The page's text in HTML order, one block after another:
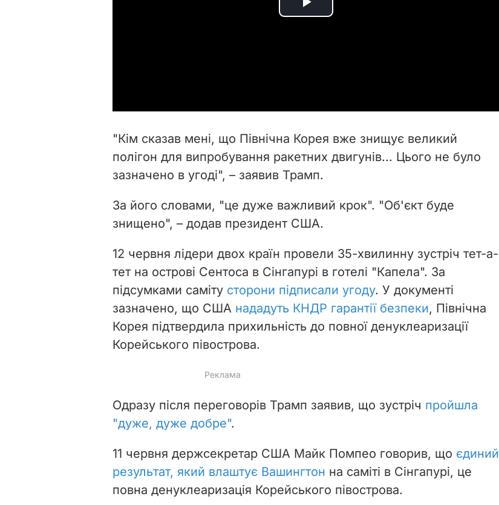
P
i
d
e
o
"Кім сказав мені, що Північна Корея вже знищує великий
полігон для випробування ракетних двигунів... Цього не було
зазначено в угоді", – заявив Трамп.
За його словами, "це дуже важливий крок". "Об'єкт буде
знищено", – додав президент США.
12 червня лідери двох країн провели 35-хвилинну зустріч тет-а-
тет на острові Сентоса в Сінгапурі в готелі "Капела". За
підсумками саміту сторони підписали угоду. У документі
зазначено, що США нададуть КНДР гарантії безпеки, Північна
Корея підтвердила прихильність до повної денуклеаризації
Корейського півострова.
Одразу після переговорів Трамп заявив, що зустріч пройшла
"дуже, дуже добре".
11 червня держсекретар США Майк Помпео говорив, що єдиний
результат, який влаштує Вашингтон на саміті в Сінгапурі, це
повна денуклеаризація Корейського півострова.